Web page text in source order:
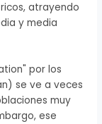
atrayendo
y media
por los
se ve a veces
muy
ese